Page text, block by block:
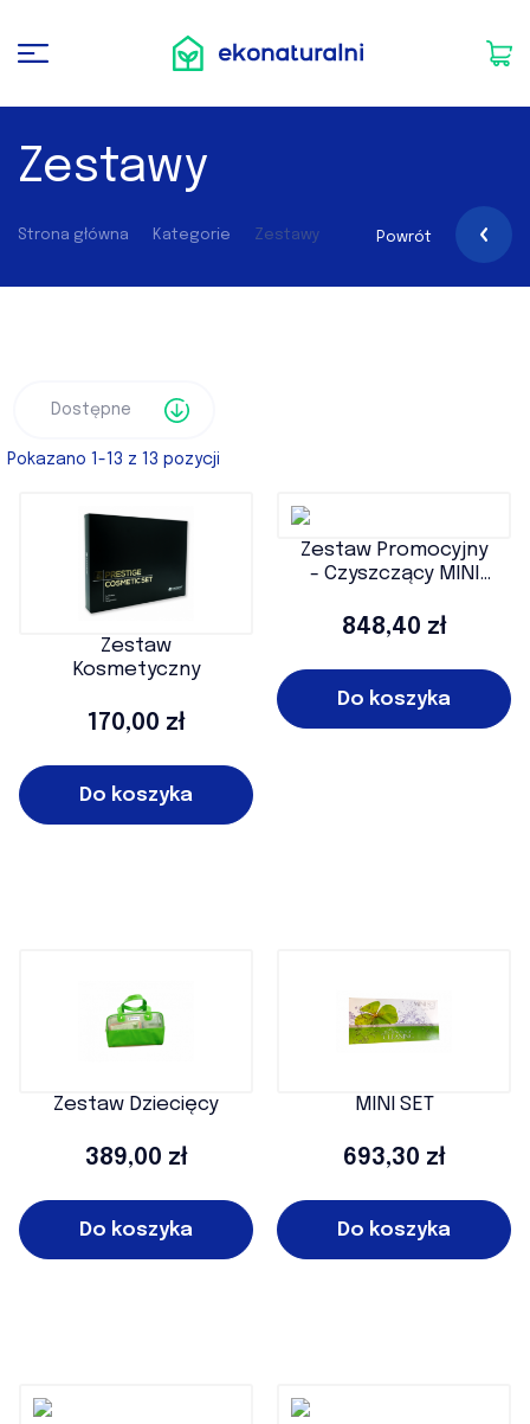
Zestawy
Strona główna Kategorie Zestawy Powrót
Pokazano 1-13 z 13 pozycji
Zestaw
Kosmetyczny
Cena
170,00 zł
Do koszyka
Zestaw Promocyjny
- Czyszczący MINI
Cena
848,40 zł
Do koszyka
Zestaw Dziecięcy
Cena
389,00 zł
Do koszyka
MINI SET
Cena
693,30 zł
Do koszyka